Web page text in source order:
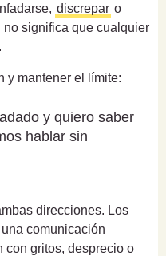
discrepar o
significa que cualquier
y mantener el límite:
y quiero saber
hablar sin
direcciones. Los
comunicación
con gritos, desprecio o